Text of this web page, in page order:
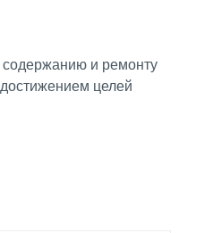
и ремонту
целей